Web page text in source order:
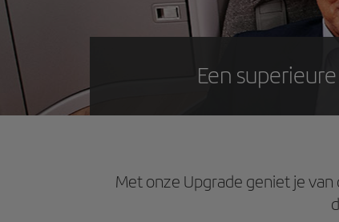
Een
Met onze Upgrade geniet je